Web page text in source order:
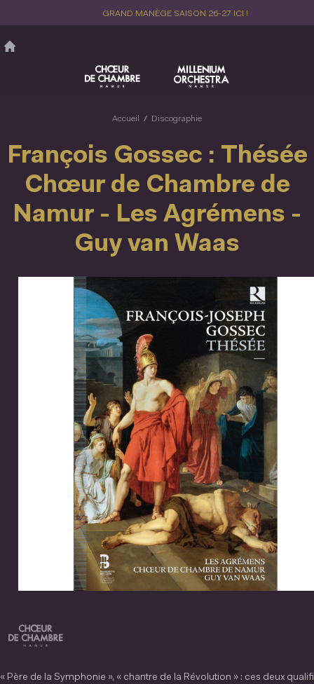
principal
GRAND MANÈGE SAISON 26-27 ICI !
Accueil Discographie
François Gossec : Thésée
Chœur de Chambre de
Namur - Les Agrémens -
Guy van Waas
« Père de la Symphonie », « chantre de la Révolution » : ces deux